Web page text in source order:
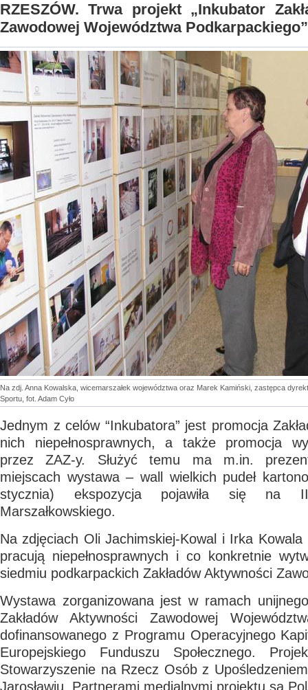
RZESZÓW. Trwa projekt „Inkubator
Zawodowej Województwa
Na zdj. Anna Kowalska, wicemarszałek województwa oraz Marek Kamiński, zastępca
Sportu, fot. Adam Cyło
Jednym z celów “Inkubatora” jest promocja
nich niepełnosprawnych, a także promocja
przez ZAZ-y. Służyć temu ma m.in.
miejscach wystawa – wall wielkich pudeł
stycznia) ekspozycja pojawiła się na
Marszałkowskiego.
Na zdjęciach Oli Jachimskiej-Kowal i Irka
pracują niepełnosprawnych i co konkretnie
siedmiu podkarpackich Zakładów Aktywności
Wystawa zorganizowana jest w ramach
Zakładów Aktywności Zawodowej
dofinansowanego z Programu Operacyjnego
Europejskiego Funduszu Społecznego.
Stowarzyszenie na Rzecz Osób z Upośledzeniem
Jarosławiu. Partnerami medialnymi projektu są